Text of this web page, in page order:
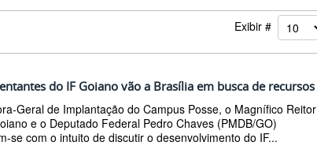
Exibir #
do IF Goiano vão a Brasília em busca de recursos
Geral de Implantação do Campus Posse, o Magnífico Reitor
e o Deputado Federal Pedro Chaves (PMDB/GO)
se com o intuito de discutir o desenvolvimento do IF...